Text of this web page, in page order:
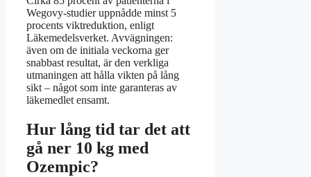
Wegovy-studier uppnådde minst 5
procents viktreduktion, enligt
Läkemedelsverket. Avvägningen:
även om de initiala veckorna ger
snabbast resultat, är den verkliga
utmaningen att hålla vikten på lång
sikt – något som inte garanteras av
läkemedlet ensamt.
Hur lång tid tar det att
gå ner 10 kg med
Ozempic?